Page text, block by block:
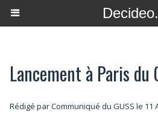
Lancement à Paris du
Rédigé par Communiqué du GUSS le 11